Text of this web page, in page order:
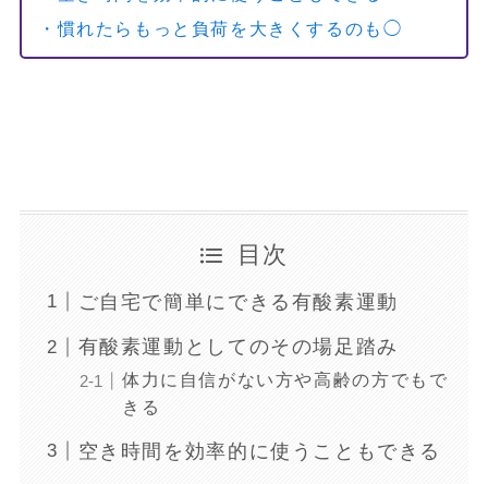
・慣れたらもっと負荷を大きくするのも◯
目次
ご自宅で簡単にできる有酸素運動
有酸素運動としてのその場足踏み
体力に自信がない方や高齢の方でもで
きる
空き時間を効率的に使うこともできる